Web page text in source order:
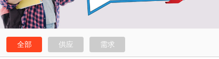
全部 供应 需求